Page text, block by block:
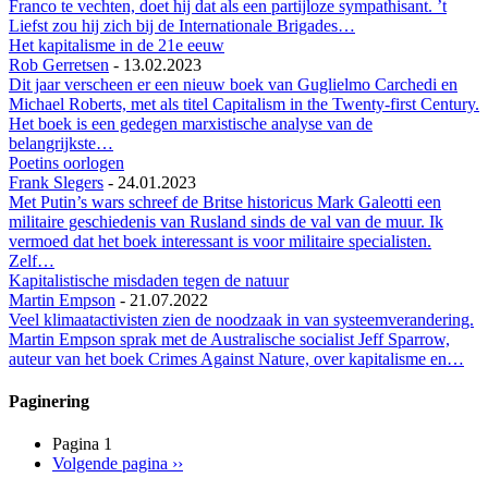
Franco te vechten, doet hij dat als een partijloze sympathisant. ’t
Liefst zou hij zich bij de Internationale Brigades…
Het kapitalisme in de 21e eeuw
Rob Gerretsen - 13.02.2023
Dit jaar verscheen er een nieuw boek van Guglielmo Carchedi en
Michael Roberts, met als titel Capitalism in the Twenty-first Century.
Het boek is een gedegen marxistische analyse van de
belangrijkste…
Poetins oorlogen
Frank Slegers - 24.01.2023
Met Putin’s wars schreef de Britse historicus Mark Galeotti een
militaire geschiedenis van Rusland sinds de val van de muur. Ik
vermoed dat het boek interessant is voor militaire specialisten.
Zelf…
Kapitalistische misdaden tegen de natuur
Martin Empson - 21.07.2022
Veel klimaatactivisten zien de noodzaak in van systeemverandering.
Martin Empson sprak met de Australische socialist Jeff Sparrow,
auteur van het boek Crimes Against Nature, over kapitalisme en…
Paginering
Pagina 1
Volgende pagina ››